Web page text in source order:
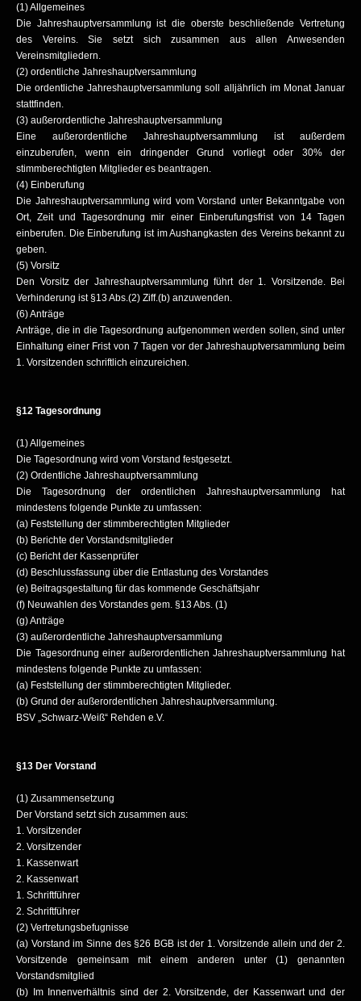
(1) Allgemeines
Die Jahreshauptversammlung ist die oberste beschließende Vertretung
des Vereins. Sie setzt sich zusammen aus allen Anwesenden
Vereinsmitgliedern.
(2) ordentliche Jahreshauptversammlung
Die ordentliche Jahreshauptversammlung soll alljährlich im Monat Januar
stattfinden.
(3) außerordentliche Jahreshauptversammlung
Eine außerordentliche Jahreshauptversammlung ist außerdem
einzuberufen, wenn ein dringender Grund vorliegt oder 30% der
stimmberechtigten Mitglieder es beantragen.
(4) Einberufung
Die Jahreshauptversammlung wird vom Vorstand unter Bekanntgabe von
Ort, Zeit und Tagesordnung mir einer Einberufungsfrist von 14 Tagen
einberufen. Die Einberufung ist im Aushangkasten des Vereins bekannt zu
geben.
(5) Vorsitz
Den Vorsitz der Jahreshauptversammlung führt der 1. Vorsitzende. Bei
Verhinderung ist §13 Abs.(2) Ziff.(b) anzuwenden.
(6) Anträge
Anträge, die in die Tagesordnung aufgenommen werden sollen, sind unter
Einhaltung einer Frist von 7 Tagen vor der Jahreshauptversammlung beim
1. Vorsitzenden schriftlich einzureichen.
§12 Tagesordnung
(1) Allgemeines
Die Tagesordnung wird vom Vorstand festgesetzt.
(2) Ordentliche Jahreshauptversammlung
Die Tagesordnung der ordentlichen Jahreshauptversammlung hat
mindestens folgende Punkte zu umfassen:
(a) Feststellung der stimmberechtigten Mitglieder
(b) Berichte der Vorstandsmitglieder
(c) Bericht der Kassenprüfer
(d) Beschlussfassung über die Entlastung des Vorstandes
(e) Beitragsgestaltung für das kommende Geschäftsjahr
(f) Neuwahlen des Vorstandes gem. §13 Abs. (1)
(g) Anträge
(3) außerordentliche Jahreshauptversammlung
Die Tagesordnung einer außerordentlichen Jahreshauptversammlung hat
mindestens folgende Punkte zu umfassen:
(a) Feststellung der stimmberechtigten Mitglieder.
(b) Grund der außerordentlichen Jahreshauptversammlung.
BSV „Schwarz-Weiß“ Rehden e.V.
§13 Der Vorstand
(1) Zusammensetzung
Der Vorstand setzt sich zusammen aus:
1. Vorsitzender
2. Vorsitzender
1. Kassenwart
2. Kassenwart
1. Schriftführer
2. Schriftführer
(2) Vertretungsbefugnisse
(a) Vorstand im Sinne des §26 BGB ist der 1. Vorsitzende allein und der 2.
Vorsitzende gemeinsam mit einem anderen unter (1) genannten
Vorstandsmitglied
(b) Im Innenverhältnis sind der 2. Vorsitzende, der Kassenwart und der